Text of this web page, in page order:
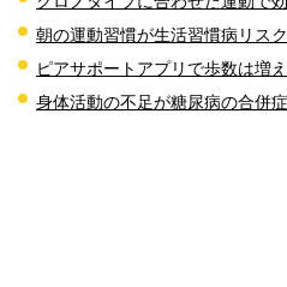
朝の運動習慣が生活習慣病リス
ピアサポートアプリで歩数は増
身体活動の不足が糖尿病の合併